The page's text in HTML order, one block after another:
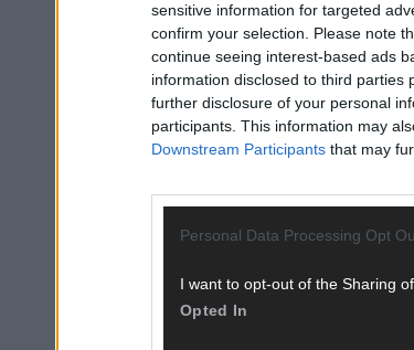
sensitive information for targeted
confirm your selection. Please note
continue seeing interest-based ads
information disclosed to third parties
further disclosure of your personal
participants. This information may
Downstream Participants that may
Personal Data Processing Opt
I want to opt-out of the Sharing
Opted In